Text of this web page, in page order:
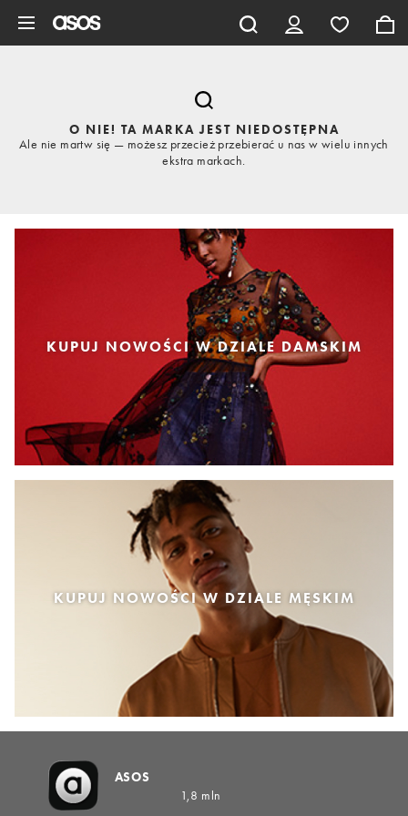
O NIE! TA MARKA JEST NIEDOSTĘPNA
Ale nie martw się — możesz przecież przebierać u nas w wielu innych
ekstra markach.
KUPUJ NOWOŚCI W DZIALE DAMSKIM
KUPUJ NOWOŚCI W DZIALE MĘSKIM
ASOS
1,8 mln